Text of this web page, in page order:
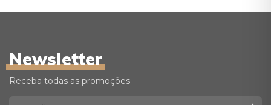
Newsletter
Receba todas as promoções